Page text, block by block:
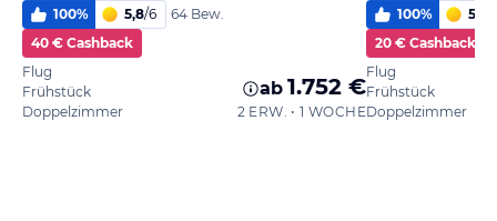
100% 5,8/6
64 Bew.
40 € Cashback
Flug
Frühstück
Doppelzimmer
ab 1.752 €
2 ERW. • 1 WOCHE
100% 5,6
20 € Cashback
Flug
Frühstück
Doppelzimmer